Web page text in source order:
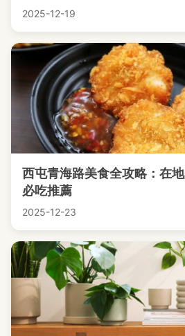
2025-12-19
西屯青海路美食全攻略：在
必吃推薦
2025-12-23